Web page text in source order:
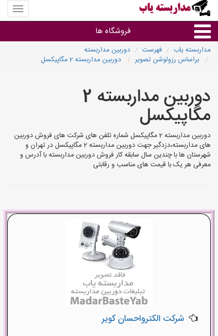
منوی
سایت
یاب
فروشگاه ها
براساس مشخصات ظاهری
براساس برند
فروشندگان دوربین مداربسته
مداربسته یاب فهرست
دوربین مداربسته
براساس رزولوشن تصویر
دوربین مداربسته 2 مگاپیکسل
دوربین مداربسته 2
مگاپیکسل
دوربین مداربسته 2 مگاپیکسل شماره تلفن های شرکت های فروش دوربین
های مداربسته،دزدگیر جهت دوربین مداربسته 2 مگاپیکسل در تهران و
شهرستان ها با چندین سال سابقه کار فروش دوربین مداربسته با آدرس و
معرفی هر یک با قیمت های مناسب و رقابتی
شرکت الکترواحسان کویر